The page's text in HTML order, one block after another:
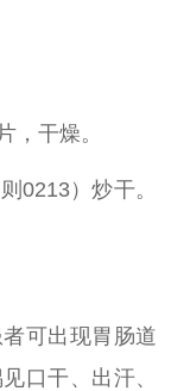
，干燥。
0213）炒干。
可出现胃肠道
口干、出汗、